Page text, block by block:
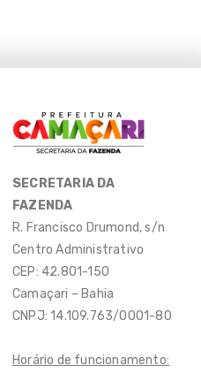
SECRETARIA DA
FAZENDA
R. Francisco Drumond, s/n
Centro Administrativo
CEP: 42.801-150
Camaçari – Bahia
CNPJ: 14.109.763/0001-80
Horário de funcionamento: